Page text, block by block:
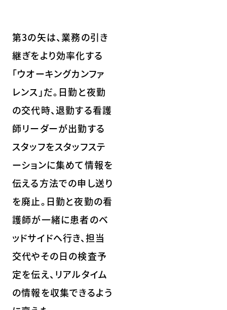
第3の矢は、業務の引き
継ぎをより効率化する
「ウオーキングカンファ
レンス」だ。日勤と夜勤
の交代時、退勤する看護
師リーダーが出勤する
スタッフをスタッフステ
ーションに集めて情報を
伝える方法での申し送り
を廃止。日勤と夜勤の看
護師が一緒に患者のベ
ッドサイドへ行き、担当
交代やその日の検査予
定を伝え、リアルタイム
の情報を収集できるよう